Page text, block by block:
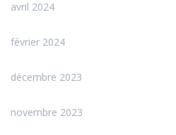
avril 2024
février 2024
décembre 2023
novembre 2023